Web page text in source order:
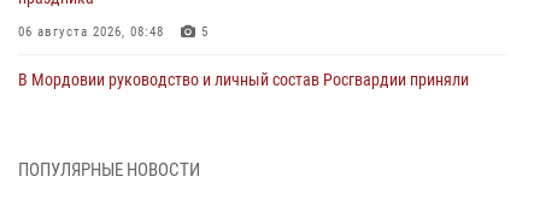
06 августа 2026, 08:48 5
В Мордовии руководство и личный состав Росгвардии приняли
06 августа 2026, 08:14 9
ПОПУЛЯРНЫЕ НОВОСТИ